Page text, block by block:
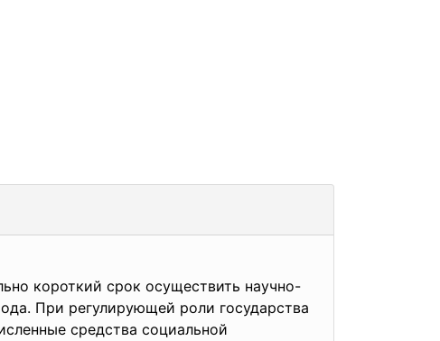
короткий срок осуществить научно-
При регулирующей роли государства
средства социальной